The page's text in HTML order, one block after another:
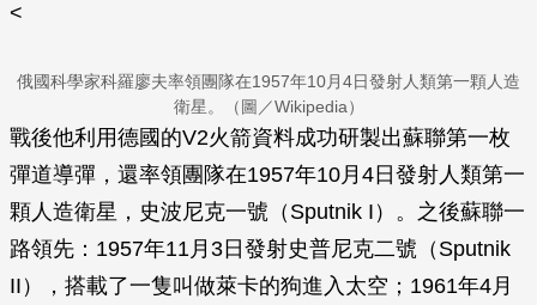
<
俄國科學家科羅廖夫率領團隊在1957年10月4日發射人類第一顆人造
衛星。（圖／Wikipedia）
戰後他利用德國的V2火箭資料成功研製出蘇聯第一枚
彈道導彈，還率領團隊在1957年10月4日發射人類第一
顆人造衛星，史波尼克一號（Sputnik I）。之後蘇聯一
路領先：1957年11月3日發射史普尼克二號（Sputnik
II），搭載了一隻叫做萊卡的狗進入太空；1961年4月